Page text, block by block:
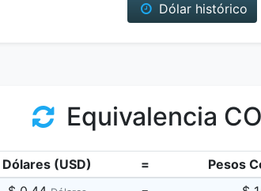
Dólar histórico
Equivalencia
Dólares (USD) =
Pesos